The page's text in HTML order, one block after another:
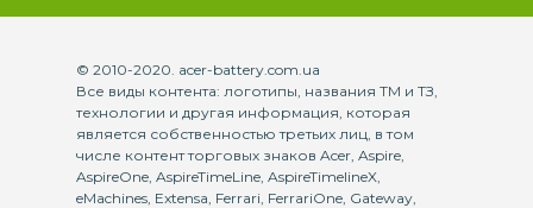
© 2010-2020. acer-battery.com.ua
Все виды контента: логотипы, названия ТМ и ТЗ,
технологии и другая информация, которая
является собственностью третьих лиц, в том
числе контент торговых знаков Acer, Aspire,
AspireOne, AspireTimeLine, AspireTimelineX,
eMachines, Extensa, Ferrari, FerrariOne, Gateway,